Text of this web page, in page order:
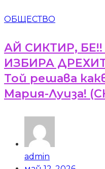
ОБЩЕСТВО
АЙ СИКТИР, БЕ!!
ИЗБИРА
Той решава
Мария-Луиза!
admin